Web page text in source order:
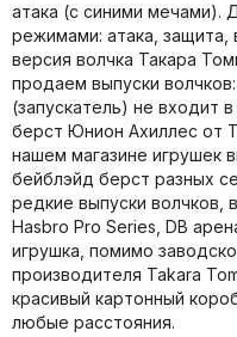
атака (с синими мечами).
режимами: атака, защита,
версия волчка Такара
продаем выпуски
(запускатель) не входит
берст Юнион Ахиллес от
нашем магазине игрушек
бейблэйд берст разных
редкие выпуски волчков,
Hasbro Pro Series, DB
игрушка, помимо
производителя Takara
красивый картонный
любые расстояния.